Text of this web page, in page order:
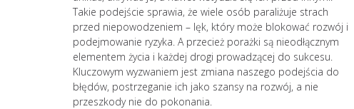
Takie podejście sprawia, że wiele osób paraliżuje strach
przed niepowodzeniem – lęk, który może blokować rozwój i
podejmowanie ryzyka. A przecież porażki są nieodłącznym
elementem życia i każdej drogi prowadzącej do sukcesu.
Kluczowym wyzwaniem jest zmiana naszego podejścia do
błędów, postrzeganie ich jako szansy na rozwój, a nie
przeszkody nie do pokonania.